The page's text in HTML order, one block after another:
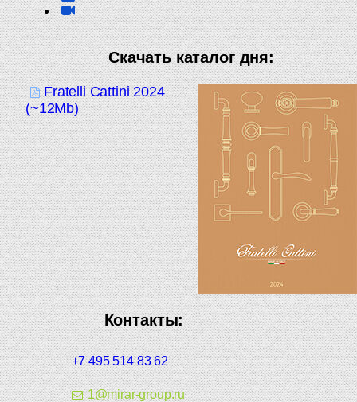
Скачать каталог дня:
Fratelli Cattini 2024
(~12Mb)
Контакты:
+7 495 514 83 62
1@mirar-group.ru